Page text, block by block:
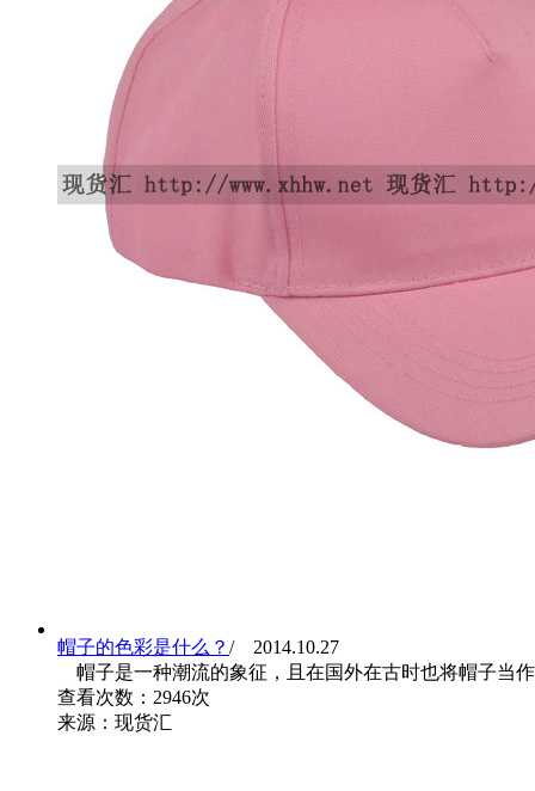
帽子的色彩是什么？ / 2014.10.27
帽子是一种潮流的象征，且在国外在古时也将帽子当
查看次数：2946次
来源：现货汇